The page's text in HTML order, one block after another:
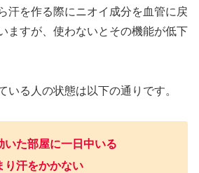
汗を作る際にニオイ成分を血管に戻
ますが、使わないとその機能が低下
いる人の状態は以下の通りです。
いた部屋に一日中いる
り汗をかかない